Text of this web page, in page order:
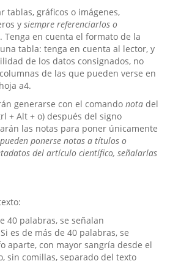
tablas, gráficos o imágenes,
y siempre referenciarlos o
. Tenga en cuenta el formato de la
tabla: tenga en cuenta al lector, y
de los datos consignados, no
de las que pueden verse en
a4.
generarse con el comando nota del
+ Alt + o) después del signo
las notas para poner únicamente
ponerse notas a títulos o
del artículo científico, señalarlas
40 palabras, se señalan
es de más de 40 palabras, se
aparte, con mayor sangría desde el
sin comillas, separado del texto